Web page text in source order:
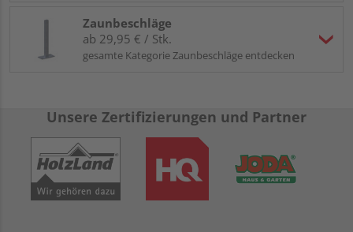
Zaunbeschläge
ab 29,95 € / Stk.
gesamte Kategorie Zaunbeschläge entdecken
Unsere Zertifizierungen und Partner